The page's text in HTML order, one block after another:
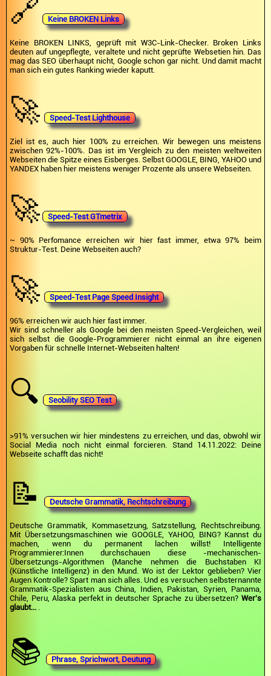
🔗 Keine BROKEN Links
Keine BROKEN LINKS, geprüft mit W3C-Link-Checker. Broken Links
deuten auf ungepflegte, veraltete und nicht geprüfte Websetien hin. Das
mag das SEO überhaupt nicht, Google schon gar nicht. Und damit macht
man sich ein gutes Ranking wieder kaputt.
🚀 Speed-Test Lighthouse
Ziel ist es, auch hier 100% zu erreichen. Wir bewegen uns meistens
zwischen 92%-100%. Das ist im Vergleich zu den meisten weltweiten
Webseiten die Spitze eines Eisberges. Selbst GOOGLE, BING, YAHOO und
YANDEX haben hier meistens weniger Prozente als unsere Webseiten.
🚀 Speed-Test GTmetrix
~ 90% Perfomance erreichen wir hier fast immer, etwa 97% beim
Struktur-Test. Deine Webseiten auch?
🚀 Speed-Test Page Speed Insight
96% erreichen wir auch hier fast immer.
Wir sind schneller als Google bei den meisten Speed-Vergleichen, weil
sich selbst die Google-Programmierer nicht einmal an ihre eigenen
Vorgaben für schnelle Internet-Webseiten halten!
🔍 Seobility SEO Test
>91% versuchen wir hier mindestens zu erreichen, und das, obwohl wir
Social Media noch nicht einmal forcieren. Stand 14.11.2022: Deine
Webseite schafft das nicht!
📝 Deutsche Grammatik, Rechtschreibung
Deutsche Grammatik, Kommasetzung, Satzstellung, Rechtschreibung.
Mit Übersetzungsmaschinen wie GOOGLE, YAHOO, BING? Kannst du
machen, wenn du permanent lachen willst! Intelligente
Programmierer:Innen durchschauen diese -mechanischen-
Übersetzungs-Algorithmen (Manche nehmen die Buchstaben KI
(Künstliche Intelligenz) in den Mund. Wo ist der Lektor geblieben? Vier
Augen Kontrolle? Spart man sich alles. Und es versuchen selbsternannte
Grammatik-Spezialisten aus China, Indien, Pakistan, Syrien, Panama,
Chile, Peru, Alaska perfekt in deutscher Sprache zu übersetzen? Wer's
glaubt... .
📚 Phrase, Sprichwort, Deutung